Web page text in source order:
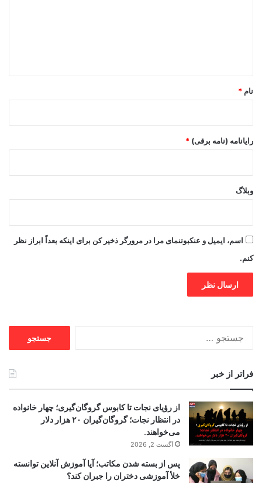
نام *
رایانامه (نامه برقی) *
وبلاگ
اسم، ایمیل و عنکبوتنمای مرا در مرورگر ذخیر کن برای اینکه بعداً ابراز نظر
کنم.
فراتر از خبر
از رؤیای نجات تا کابوس گروگان‌گیری؛ چهار خانواده
در انتظار نجات؛ گروگان‌گیران ۲۰ هزار دلار
می‌خواهند.
آگست 2, 2026
پس از بسته شدن مکاتب؛ آیا آموزش آنلاین توانسته
خلأ آموزشی دختران را جبران کند؟